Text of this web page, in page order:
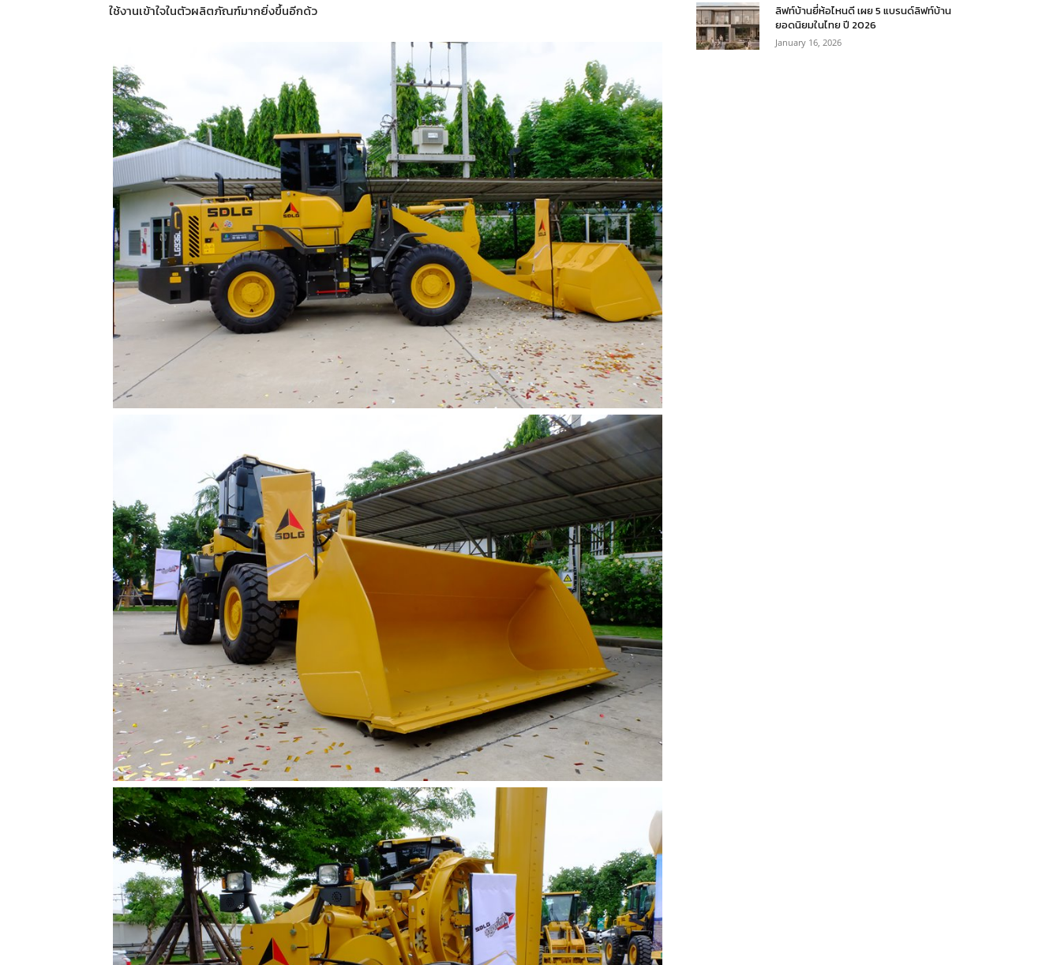
ใช้งานเข้าใจในตัวผลิตภัณฑ์มากยิ่งขึ้นอีกด้ว
ลิฟท์บ้านยี่ห้อไหนดี เผย 5 แบรนด์ลิฟท์บ้าน
ยอดนิยมในไทย ปี 2026
January 16, 2026